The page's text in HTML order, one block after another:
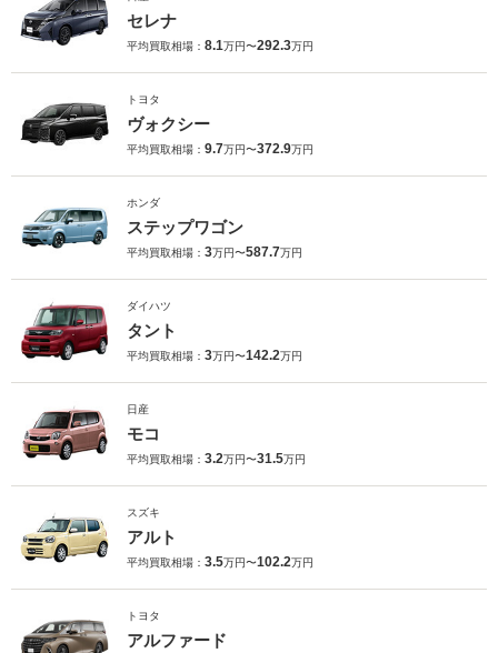
セレナ
平均買取相場： 8.1万円〜292.3万円
トヨタ
ヴォクシー
平均買取相場： 9.7万円〜372.9万円
ホンダ
ステップワゴン
平均買取相場： 3万円〜587.7万円
ダイハツ
タント
平均買取相場： 3万円〜142.2万円
日産
モコ
平均買取相場： 3.2万円〜31.5万円
スズキ
アルト
平均買取相場： 3.5万円〜102.2万円
トヨタ
アルファード